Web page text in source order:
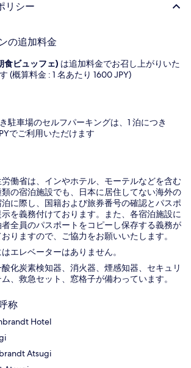
リシー
の追加料金
食ビュッフェ) は追加料金でお召し上がりいた
(概算料金 : 1 名あたり 1600 JPY)
駐車場のセルフパーキングは、1 泊につき
でご利用いただけます
労働省は、インやホテル、モーテルなどを含む
の宿泊施設でも、日本に​居住してない海外の
に際し、国籍および旅券番号の確認とパスポ
を義務付け​ております。また、各宿泊施設に
全員のパスポートをコピーし保存する義務が
りますの​で、ご協力をお願いいたします。
エレベーターはありません。
化炭素検知器、消火器、煙感知器、セキュリ
、救急セット、窓格子が備わっています。
称
Hotel
Atsugi